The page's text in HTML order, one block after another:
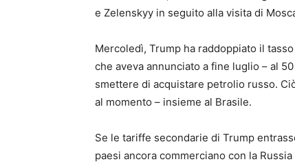
e Zelenskyy in seguito alla visita di
Mercoledì, Trump ha raddoppiato il
che aveva annunciato a fine luglio – al
smettere di acquistare petrolio russo.
al momento – insieme al Brasile.
Se le tariffe secondarie di Trump
paesi ancora commerciano con la